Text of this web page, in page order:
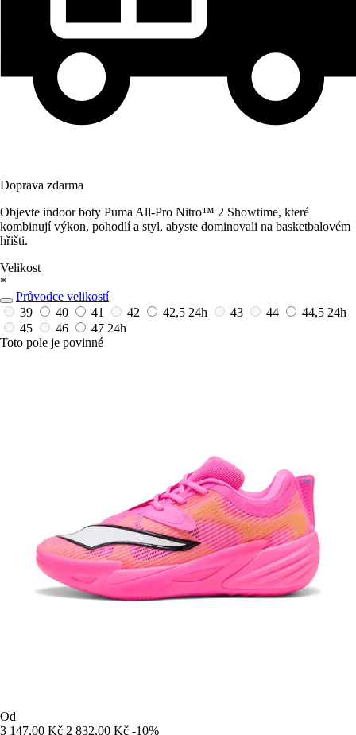
Doprava zdarma
Objevte indoor boty Puma All-Pro Nitro™ 2 Showtime, které
kombinují výkon, pohodlí a styl, abyste dominovali na basketbalovém
hřišti.
Velikost
*
Průvodce velikostí
39
40 41 42 42,5 24h 43 44 44,5 24h
45
46 47 24h
Toto pole je povinné
Od
3 147,00 Kč 2 832,00 Kč -10%